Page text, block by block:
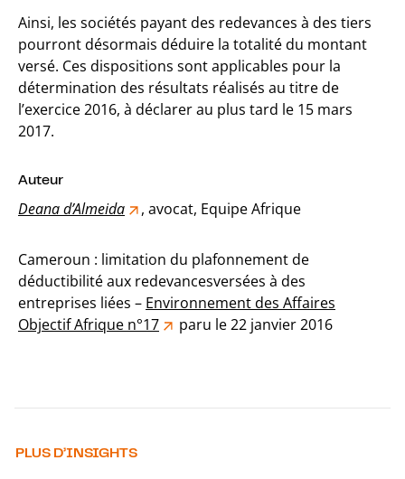
Ainsi, les sociétés payant des redevances à des tiers
pourront désormais déduire la totalité du montant
versé. Ces dispositions sont applicables pour la
détermination des résultats réalisés au titre de
l’exercice 2016, à déclarer au plus tard le 15 mars
2017.
Auteur
Deana d’Almeida , avocat, Equipe Afrique
Cameroun : limitation du plafonnement de
déductibilité aux redevancesversées à des
entreprises liées – Environnement des Affaires
Objectif Afrique n°17
paru le 22 janvier 2016
PLUS D’INSIGHTS